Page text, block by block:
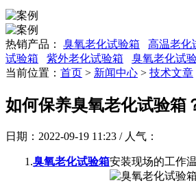
热销产品： 臭氧老化试验箱 高温老化
试验箱
紫外老化试验箱
臭氧老化试
当前位置： 首页 > 新闻中心 > 技术文章
如何保养臭氧老化试验箱
日期：2022-09-19 11:23 / 人气：
1.臭氧老化试验箱安装现场的工作